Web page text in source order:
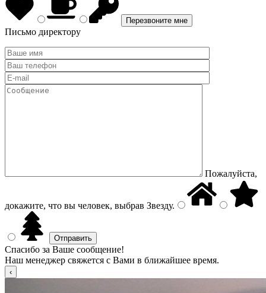
Письмо директору
Пожалуйста,
докажите, что вы человек, выбрав Звезду.
Спасибо за Ваше сообщение!
Наш менеджер свяжется с Вами в ближайшее время.